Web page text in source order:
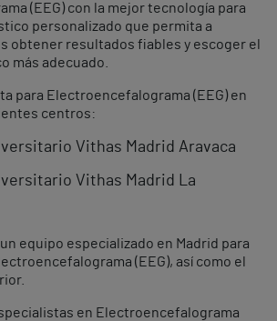
(EEG) con la mejor tecnología para
personalizado que permita a
obtener resultados fiables y escoger el
más adecuado.
para Electroencefalograma (EEG) en
centros:
Vithas Madrid Aravaca
Vithas Madrid La
equipo especializado en Madrid para
(EEG), así como el
en Electroencefalograma